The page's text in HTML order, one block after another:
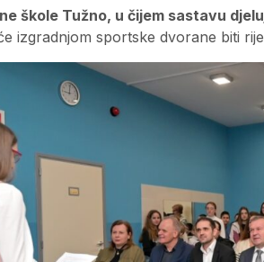
škole Tužno, u čijem sastavu
izgradnjom sportske dvorane biti